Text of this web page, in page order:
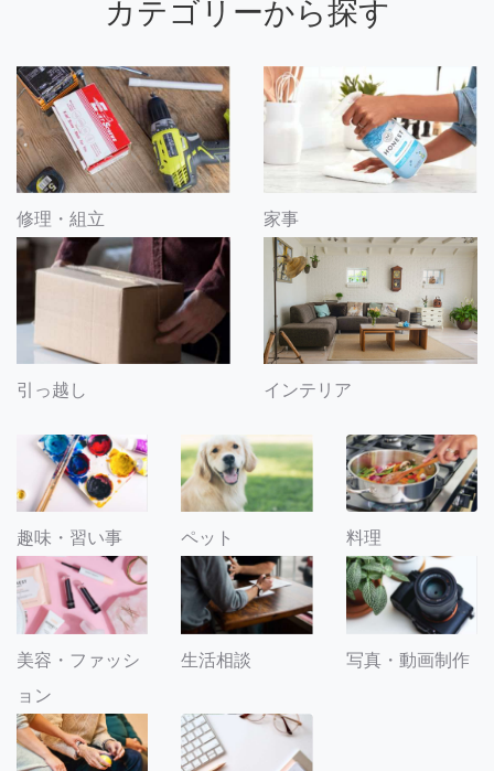
カテゴリーから探す
修理・組立 家事
引っ越し インテリア
趣味・習い事 ペット 料理
美容・ファッシ
ョン
生活相談 写真・動画制作